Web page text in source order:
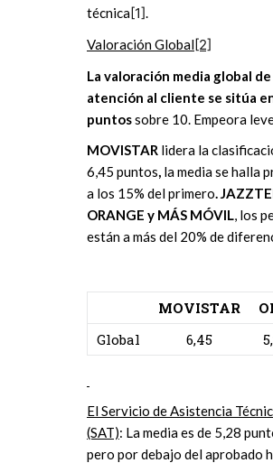
técnica[1].
Valoración Global[2]
La valoración media global de
atención al cliente se sitúa
puntossobre 10. Empeora
MOVISTAR lidera la
6,45 puntos, la media se halla
a los 15% del primero.
ORANGE y MÁS MÓVIL, los
están a más del 20% de
MOVISTAR
Global
6,45
El Servicio de Asistencia
(SAT): La media es de 5,28
pero por debajo del aprobado